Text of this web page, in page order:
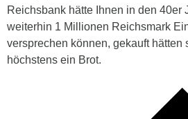
Reichsbank hätte Ihnen in den 40er
weiterhin 1 Millionen Reichsmark
versprechen können, gekauft hätten
höchstens ein Brot.